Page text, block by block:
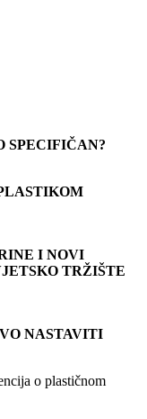
SPECIFIČAN?
I NOVI
TRŽIŠTE
NASTAVITI
o plastičnom